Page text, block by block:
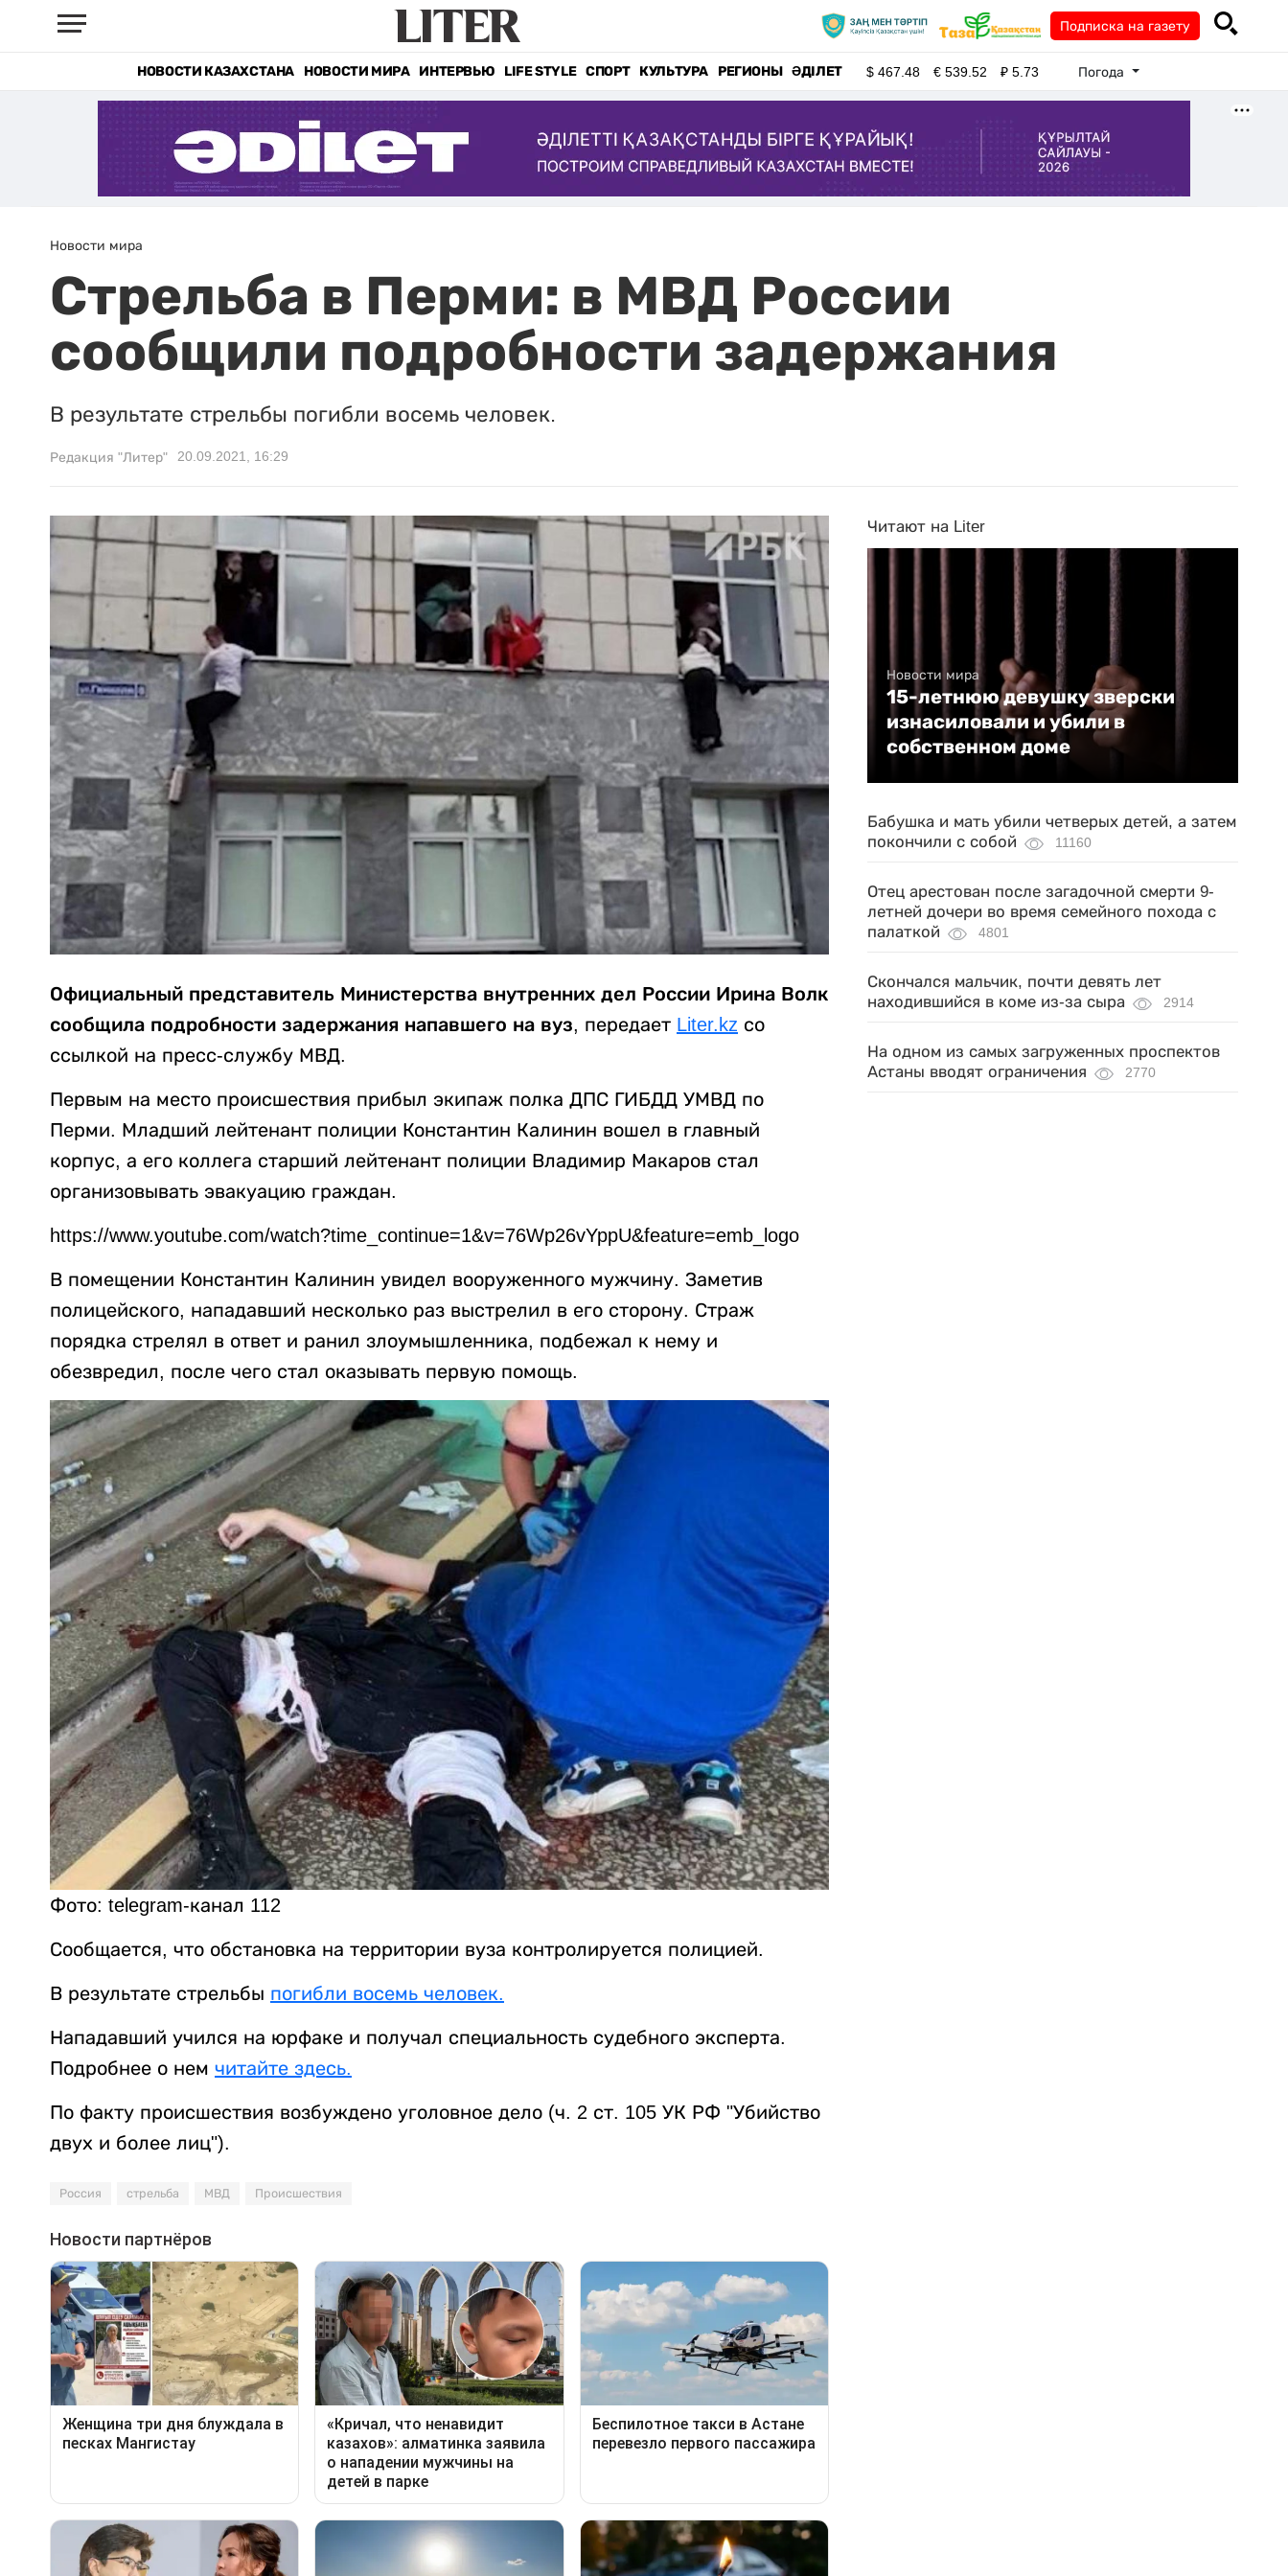
Подписка на газету
НОВОСТИ КАЗАХСТАНА НОВОСТИ МИРА ИНТЕРВЬЮ LIFE STYLE СПОРТ КУЛЬТУРА РЕГИОНЫ ӘДІЛЕТ $467.48 €539.52 ₽5.73 Погода
Новости мира
Стрельба в Перми: в МВД России
сообщили подробности задержания
В результате стрельбы погибли восемь человек.
Редакция "Литер" 20.09.2021, 16:29
Официальный представитель Министерства внутренних дел России Ирина Волк
сообщила подробности задержания напавшего на вуз, передает Liter.kz со
ссылкой на пресс-службу МВД.
Первым на место происшествия прибыл экипаж полка ДПС ГИБДД УМВД по
Перми. Младший лейтенант полиции Константин Калинин вошел в главный
корпус, а его коллега старший лейтенант полиции Владимир Макаров стал
организовывать эвакуацию граждан.
https://www.youtube.com/watch?time_continue=1&v=76Wp26vYppU&feature=emb_logo
В помещении Константин Калинин увидел вооруженного мужчину. Заметив
полицейского, нападавший несколько раз выстрелил в его сторону. Страж
порядка стрелял в ответ и ранил злоумышленника, подбежал к нему и
обезвредил, после чего стал оказывать первую помощь.
Фото: telegram-канал 112
Сообщается, что обстановка на территории вуза контролируется полицией.
В результате стрельбы погибли восемь человек.
Нападавший учился на юрфаке и получал специальность судебного эксперта.
Подробнее о нем читайте здесь.
По факту происшествия возбуждено уголовное дело (ч. 2 ст. 105 УК РФ "Убийство
двух и более лиц").
Россия стрельба МВД Происшествия
Читают на Liter
Новости мира
15-летнюю девушку зверски
изнасиловали и убили в
собственном доме
Бабушка и мать убили четверых детей, а затем
покончили с собой
11160
Отец арестован после загадочной смерти 9-
летней дочери во время семейного похода с
палаткой
4801
Скончался мальчик, почти девять лет
находившийся в коме из-за сыра
2914
На одном из самых загруженных проспектов
Астаны вводят ограничения
2770